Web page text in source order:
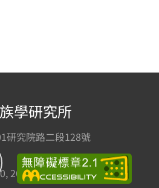
學研究所
研究院路二段128號
2652-3301 傳真：(02)2785-